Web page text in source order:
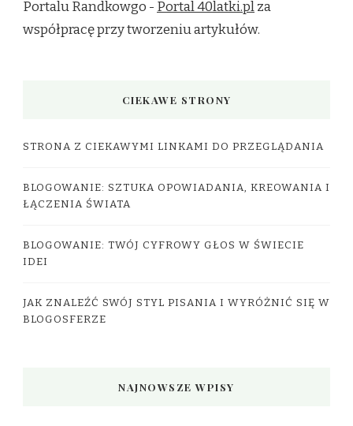
Portalu Randkowgo - Portal 40latki.plza
współpracę przy tworzeniu artykułów.
CIEKAWE STRONY
STRONA Z CIEKAWYMI LINKAMI DO PRZEGLĄDANIA
BLOGOWANIE: SZTUKA OPOWIADANIA, KREOWANIA I
ŁĄCZENIA ŚWIATA
BLOGOWANIE: TWÓJ CYFROWY GŁOS W ŚWIECIE
IDEI
JAK ZNALEŹĆ SWÓJ STYL PISANIA I WYRÓŻNIĆ SIĘ W
BLOGOSFERZE
NAJNOWSZE WPISY